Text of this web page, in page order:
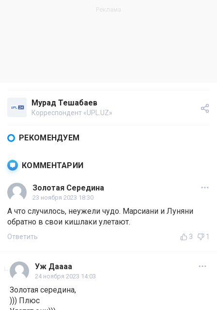
Мурад Тешабаев
Корреспондент «UPL.UZ»
РЕКОМЕНДУЕМ
КОММЕНТАРИИ
Золотая Середина
23 ноября 2023 18:30
А что случилось, неужели чудо. Марсиани и Луняни
обратно в свои кишлаки улетают.
Ответить 3 1
Уж Даааа
24 ноября 2023 14:03
Золотая середина,
))) Плюс